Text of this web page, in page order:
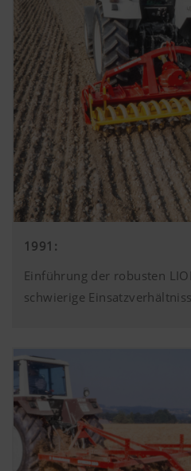
1991:
Einführung der robusten
schwierige